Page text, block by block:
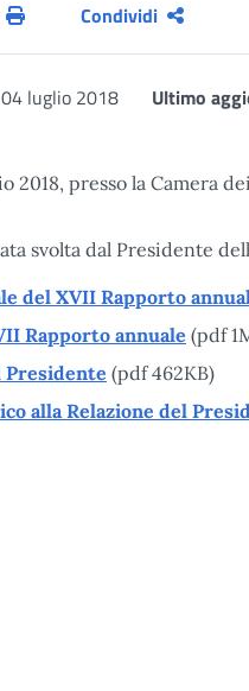
Condividi
04 luglio 2018 Ultimo
2018, presso la Camera
svolta dal Presidente
del XVII Rapporto
Rapporto annuale (pdf
Presidente (pdf 462KB)
alla Relazione del